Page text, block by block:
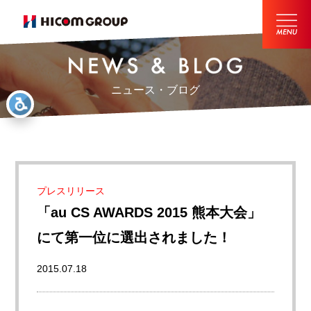
ニュース・ブログ
プレスリリース
「au CS AWARDS 2015 熊本大会」
にて第一位に選出されました！
2015.07.18